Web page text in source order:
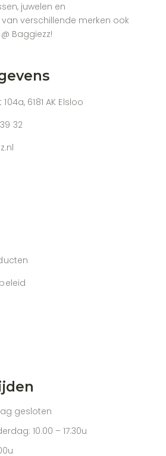
juwelen en
verschillende merken ook
Baggiezz!
6181 AK Elsloo
32
gesloten
10.00 – 17.30u